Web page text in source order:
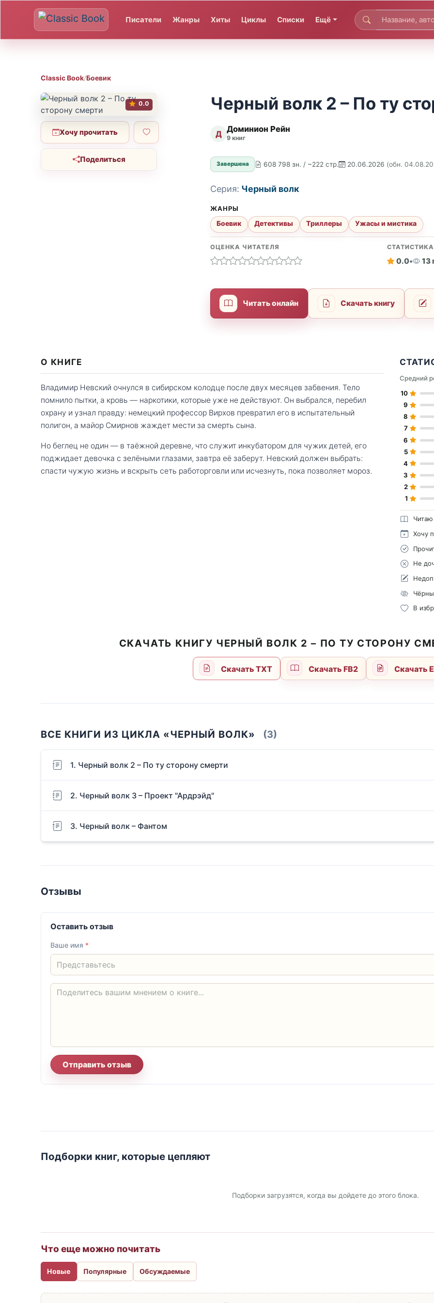
Писатели Жанры Хиты Циклы Списки Ещё
Classic Book/Боевик
0.0
Хочу прочитать
Поделиться
Черный волк 2 – По ту
Д Доминион Рейн
9 книг
Завершена 608 798 зн. / ~222 стр. 20.06.2026 (обн.
Серия: Черный волк
ЖАНРЫ
Боевик Детективы Триллеры Ужасы и мистика
ОЦЕНКА ЧИТАТЕЛЯ СТАТИСТИКА
0.0• 13
Читать онлайн Скачать книгу
О КНИГЕ
Владимир Невский очнулся в сибирском колодце после двух месяцев забвения. Тело
помнило пытки, а кровь — наркотики, которые уже не действуют. Он выбрался, перебил
охрану и узнал правду: немецкий профессор Вирхов превратил его в испытательный
полигон, а майор Смирнов жаждет мести за смерть сына.
Но беглец не один — в таёжной деревне, что служит инкубатором для чужих детей, его
поджидает девочка с зелёными глазами, завтра её заберут. Невский должен выбрать:
спасти чужую жизнь и вскрыть сеть работорговли или исчезнуть, пока позволяет мороз.
Средний
10
9
8
7
6
5
4
3
2
1
Читаю
Хочу
Не
В
СКАЧАТЬ КНИГУ ЧЕРНЫЙ ВОЛК 2 – ПО ТУ СТОРОНУ
Скачать TXT Скачать FB2 Скачать
ВСЕ КНИГИ ИЗ ЦИКЛА «ЧЕРНЫЙ ВОЛК» (3)
1. Черный волк 2 – По ту сторону смерти
2. Черный волк 3 – Проект "Ардрэйд"
3. Черный волк – Фантом
Отзывы
Оставить отзыв
Ваше имя *
Отправить отзыв
Подборки книг, которые цепляют
Подборки загрузятся, когда вы дойдете до этого блока.
Что еще можно почитать
Новые Популярные Обсуждаемые